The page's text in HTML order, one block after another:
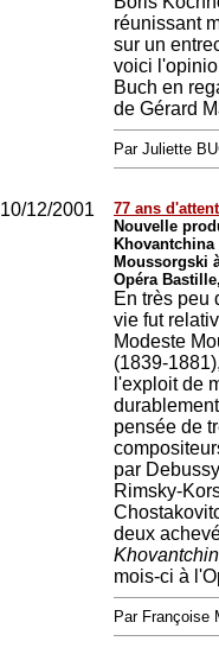
réunissant
sur un
voici
Buch en
de Gérard
Par Juliette
10/12/2001
77 ans
Nouvelle
Khovantchina
Moussorgski
Opéra
En très peu
vie fut
Modeste
(1839-
l'exploit de
pensée de
par
Rimsky-
deux
mois-ci à
Par Françoise